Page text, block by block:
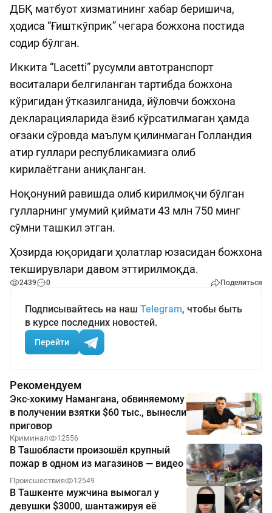
ДБҚ матбуот хизматининг хабар беришича,
ҳодиса “Ғишткўприк” чегара божхона постида
содир бўлган.
Иккита “Lacetti” русумли автотранспорт
воситалари белгиланган тартибда божхона
кўригидан ўтказилганида, йўловчи божхона
декларацияларида ёзиб кўрсатилмаган ҳамда
оғзаки сўровда маълум қилинмаган Голландия
атир гуллари республикамизга олиб
кирилаётгани аниқланган.
Ноқонуний равишда олиб кирилмоқчи бўлган
гулларнинг умумий қиймати 43 млн 750 минг
сўмни ташкил этган.
Ҳозирда юқоридаги ҳолатлар юзасидан божхона
текширувлари давом эттирилмоқда.
2439 0 Поделиться
Подписывайтесь на наш Telegram, чтобы быть
в курсе последних новостей.
Перейти
Рекомендуем
Экс-хокиму Намангана, обвиняемому
в получении взятки $60 тыс., вынесли
приговор
Криминал 12556
В Ташобласти произошёл крупный
пожар в одном из магазинов — видео
Происшествия 12549
В Ташкенте мужчина вымогал у
девушки $3000, шантажируя её